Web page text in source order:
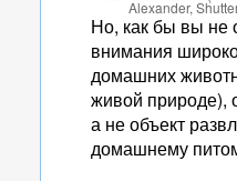
Alexander,
Но, как бы вы не
внимания
домашних
живой природе),
а не объект
домашнему